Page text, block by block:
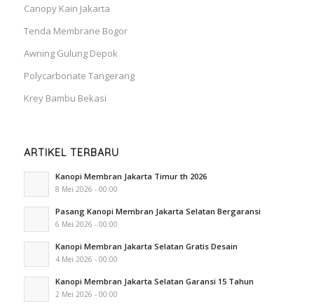
Canopy Kain Jakarta
Tenda Membrane Bogor
Awning Gulung Depok
Polycarbonate Tangerang
Krey Bambu Bekasi
ARTIKEL TERBARU
Kanopi Membran Jakarta Timur th 2026
8 Mei 2026 - 00:00
Pasang Kanopi Membran Jakarta Selatan Bergaransi
6 Mei 2026 - 00:00
Kanopi Membran Jakarta Selatan Gratis Desain
4 Mei 2026 - 00:00
Kanopi Membran Jakarta Selatan Garansi 15 Tahun
2 Mei 2026 - 00:00